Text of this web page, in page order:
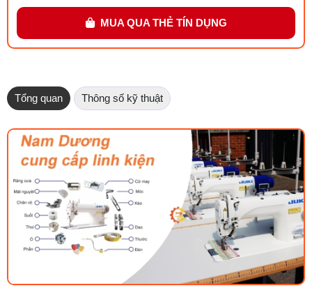
MUA QUA THẺ TÍN DỤNG
Tổng quan Thông số kỹ thuật